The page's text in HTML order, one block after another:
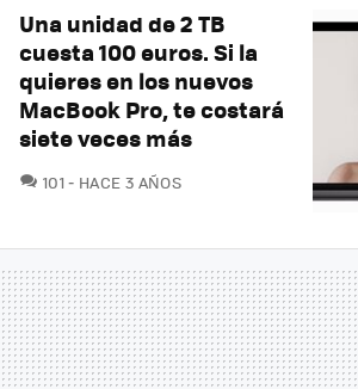
Una unidad de 2 TB
cuesta 100 euros. Si la
quieres en los nuevos
MacBook Pro, te costará
siete veces más
101 COMENTARIOS
HACE 3 AÑOS